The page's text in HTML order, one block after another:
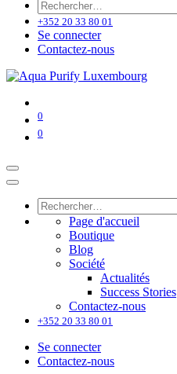
+352 20 33 80 01
Se connecter
Contactez-nous
0
0
Page d'accueil
Boutique
Blog
Société
Actualités
Success Stories
Contactez-nous
+352 20 33 80 01
Se connecter
Contactez-nous